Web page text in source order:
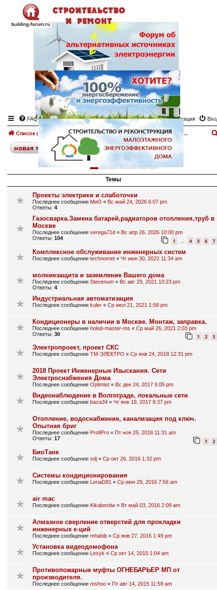
FAQ Регистрация
Список форумов Инженерные системы Доска объявлений. Инженерные системы
новаятема поискрасширенный
Темы
Проекты электрики и слаботочки
Последнее сообщение МиО « Вс май 24, 2026 6:07 pm
Ответы: 4
Газосварка.Замена батарей,радиаторов отопления,труб в
Москве
Последнее сообщение serega71d « Вс апр 26, 2026 10:00 pm
Ответы: 104 1 … 4 5 6 7
Комплексное обслуживание инженерных систем
Последнее сообщение technomet « Чт июн 30, 2022 11:34 am
молниезащита и заземление Вашего дома
Последнее сообщение Stevenum « Вс авг 29, 2021 10:23 pm
Ответы: 4
Индустриальная автоматизация
Последнее сообщение kuler « Ср июл 21, 2021 1:58 pm
Кондиционеры в наличии в Москве. Монтаж, заправка.
Последнее сообщение holod-master-ms « Ср май 26, 2021 2:03 pm
Ответы: 30 1 2 3
Электропроект, проект СКС
Последнее сообщение ТМ-ЭЛЕКТРО « Ср янв 24, 2018 12:31 pm
2018 Проект Инженерные Изыскания. Сети
Электроснабжения Дома
Последнее сообщение Optimist « Вс дек 24, 2017 5:05 pm
Видеонаблюдение в Волгограде, локальные сети
Последнее сообщение baza34 « Чт янв 19, 2017 8:37 pm
Отопление, водоснабжение, канализация под ключ.
Опытная бриг
Последнее сообщение ProfiPro « Пт ноя 25, 2016 11:31 am
Ответы: 17 1 2
БиоТанк
Последнее сообщение sdj « Ср окт 26, 2016 1:32 pm
Системы кондиционирования
Последнее сообщение LenaD81 « Ср июн 29, 2016 7:56 am
air mac
Последнее сообщение Kikabestiw « Вт май 03, 2016 2:09 am
Алмазное сверление отверстий для прокладки
инженерных к-ций
Последнее сообщение mhabib « Ср янв 27, 2016 1:49 pm
Установка видеодомофона
Последнее сообщение Lesyk « Ср окт 14, 2015 1:04 am
Противопожарные муфты ОГНЕБАРЬЕР МП от
производителя.
Последнее сообщение mshoo « Пт авг 14, 2015 11:59 am